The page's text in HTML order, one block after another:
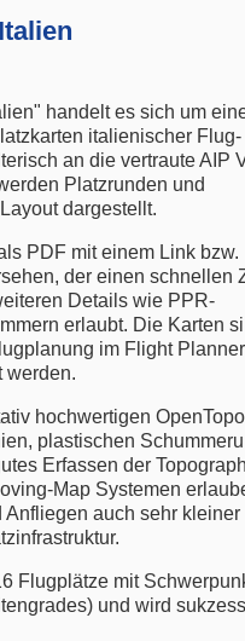
handelt es sich um
italienischer
an die vertraute AIP
Platzrunden und
dargestellt.
PDF mit einem Link bzw.
der einen schnellen
Details wie PPR-
erlaubt. Die Karten
im Flight Planner
werden.
hochwertigen
plastischen
Erfassen der
Map Systemen
Anfliegen auch sehr kleiner
Flugplätze mit
und wird